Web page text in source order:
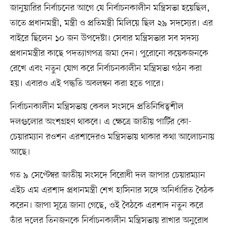
জানুয়ারির নির্বাচনের আগে যে নির্বাচনকালীন মন্ত্রিসভা হয়েছিল,
তাতে প্রধানমন্ত্রী, মন্ত্রী ও প্রতিমন্ত্রী মিলিয়ে ছিল ২৯ সদস্যের। এর
বাইরে ছিলেন ১০ জন উপদেষ্টা। সেবার মন্ত্রিসভার সব সদস্য
প্রধানমন্ত্রীর কাছে পদত্যাগপত্র জমা দেন। পুরোনো কয়েকজনকে
রেখে এবং নতুন যোগ করে নির্বাচনকালীন মন্ত্রিসভা গঠন করা
হয়। এবারও এই পদ্ধতি অবলম্বন করা হতে পারে।
নির্বাচনকালীন মন্ত্রিসভায় কেবল সংসদে প্রতিনিধিত্বশীল
দলগুলোর অংশগ্রহণ থাকবে। এ ক্ষেত্রে জাতীয় পার্টির কো-
চেয়ারম্যান রওশন এরশাদেরও মন্ত্রিসভায় থাকার কথা আলোচনায়
আছে।
গত ৯ সেপ্টেম্বর জাতীয় সংসদে বিরোধী দল জাপার চেয়ারম্যান
এইচ এম এরশাদ প্রধানমন্ত্রী শেখ হাসিনার সঙ্গে অনির্ধারিত বৈঠক
করেন। জাপা সূত্রে জানা গেছে, ওই বৈঠকে এরশাদ নতুন করে
তাঁর দলের তিনজনকে নির্বাচনকালীন মন্ত্রিসভায় রাখার অনুরোধ